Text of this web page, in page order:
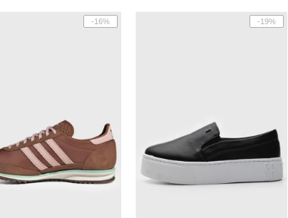
-16% -19%